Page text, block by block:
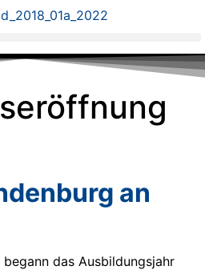
an
das Ausbildungsjahr